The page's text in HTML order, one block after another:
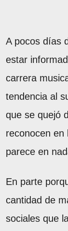
A pocos días
estar
carrera
tendencia al
que se quejó
reconocen en
parece en
En parte
cantidad de
sociales que